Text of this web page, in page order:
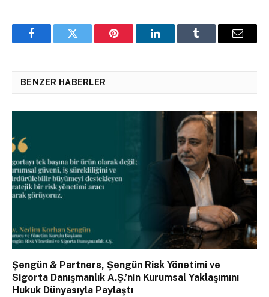
FacebookTwitter Pinterest LinkedInTumblr Email
BENZER HABERLER
Şengün & Partners, Şengün Risk Yönetimi ve
Sigorta Danışmanlık A.Ş.’nin Kurumsal Yaklaşımını
Hukuk Dünyasıyla Paylaştı